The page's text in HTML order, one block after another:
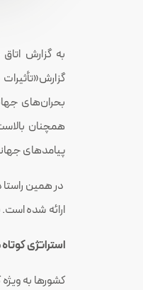
به گزارش اتاق
بحران‌های
همچنان
پیامدهای
در همین
ارائه شده
استراتژی‌
کشورها به